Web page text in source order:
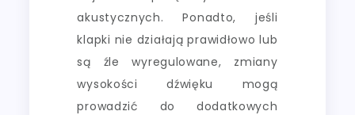
akustycznych. Ponadto, jeśli
klapki nie działają prawidłowo lub
są źle wyregulowane, zmiany
wysokości dźwięku mogą
prowadzić do dodatkowych